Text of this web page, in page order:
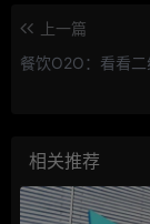
上一篇
餐饮O2O：看看
相关推荐